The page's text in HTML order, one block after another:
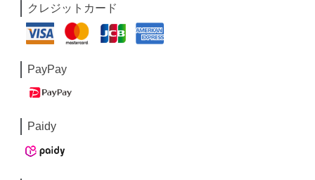
クレジットカード
PayPay
Paidy